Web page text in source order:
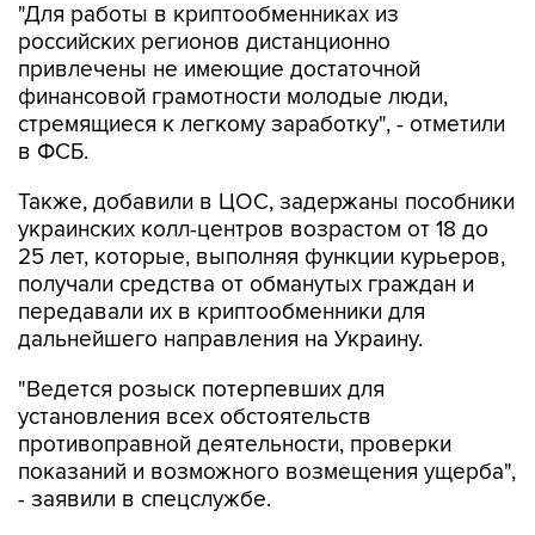
"Для работы в криптообменниках из
российских регионов дистанционно
привлечены не имеющие достаточной
финансовой грамотности молодые люди,
стремящиеся к легкому заработку", - отметили
в ФСБ.
Также, добавили в ЦОС, задержаны пособники
украинских колл-центров возрастом от 18 до
25 лет, которые, выполняя функции курьеров,
получали средства от обманутых граждан и
передавали их в криптообменники для
дальнейшего направления на Украину.
"Ведется розыск потерпевших для
установления всех обстоятельств
противоправной деятельности, проверки
показаний и возможного возмещения ущерба",
- заявили в спецслужбе.